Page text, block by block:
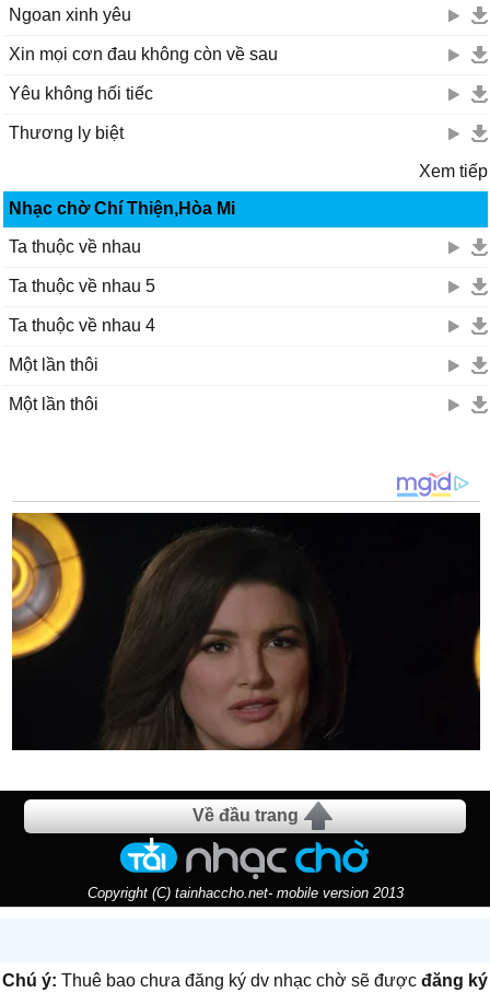
Ngoan xinh yêu
Xin mọi cơn đau không còn về sau
Yêu không hối tiếc
Thương ly biệt
Xem tiếp
Nhạc chờ Chí Thiện,Hòa Mi
Ta thuộc về nhau
Ta thuộc về nhau 5
Ta thuộc về nhau 4
Một lần thôi
Một lần thôi
Về đầu trang
Copyright (C) tainhaccho.net- mobile version 2013
Chú ý: Thuê bao chưa đăng ký dv nhạc chờ sẽ được đăng ký